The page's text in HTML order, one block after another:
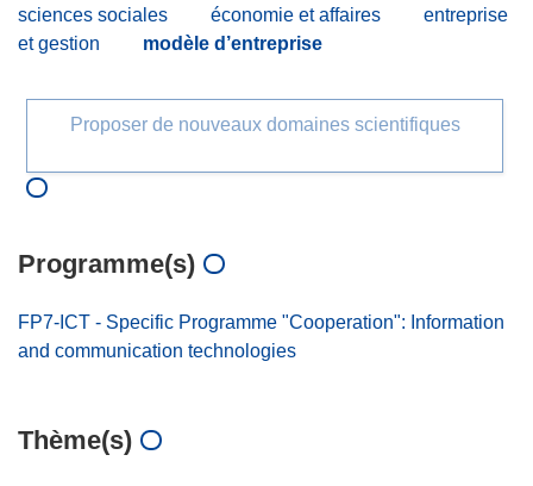
sciences sociales
économie et affaires
entreprise
et gestion
modèle d’entreprise
Proposer de nouveaux domaines scientifiques
Programme(s)
FP7-ICT - Specific Programme "Cooperation": Information
and communication technologies
Thème(s)